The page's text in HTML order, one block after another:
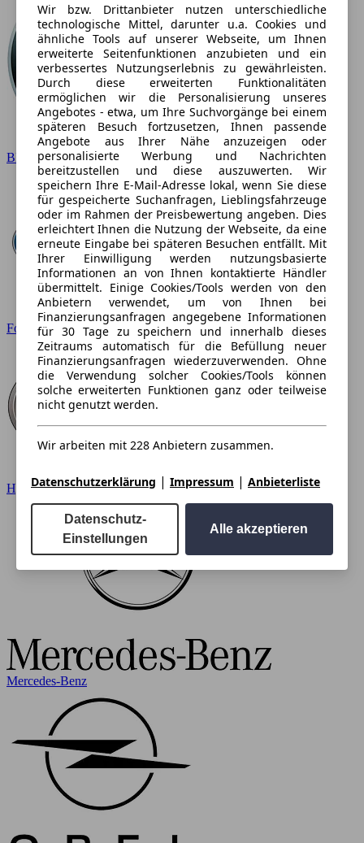
BMW
Ford
Hyundai
Mercedes-Benz
Wir bzw. Drittanbieter nutzen unterschiedliche
technologische Mittel, darunter u.a. Cookies und
ähnliche Tools auf unserer Webseite, um Ihnen
erweiterte Seitenfunktionen anzubieten und ein
verbessertes Nutzungserlebnis zu gewährleisten.
Durch diese erweiterten Funktionalitäten
ermöglichen wir die Personalisierung unseres
Angebotes - etwa, um Ihre Suchvorgänge bei einem
späteren Besuch fortzusetzen, Ihnen passende
Angebote aus Ihrer Nähe anzuzeigen oder
personalisierte Werbung und Nachrichten
bereitzustellen und diese auszuwerten. Wir
speichern Ihre E-Mail-Adresse lokal, wenn Sie diese
für gespeicherte Suchanfragen, Lieblingsfahrzeuge
oder im Rahmen der Preisbewertung angeben. Dies
erleichtert Ihnen die Nutzung der Webseite, da eine
erneute Eingabe bei späteren Besuchen entfällt. Mit
Ihrer Einwilligung werden nutzungsbasierte
Informationen an von Ihnen kontaktierte Händler
übermittelt. Einige Cookies/Tools werden von den
Anbietern verwendet, um von Ihnen bei
Finanzierungsanfragen angegebene Informationen
für 30 Tage zu speichern und innerhalb dieses
Zeitraums automatisch für die Befüllung neuer
Finanzierungsanfragen wiederzuverwenden. Ohne
die Verwendung solcher Cookies/Tools können
solche erweiterten Funktionen ganz oder teilweise
nicht genutzt werden.
Wir arbeiten mit 228 Anbietern zusammen.
Datenschutzerklärung | Impressum | Anbieterliste
Datenschutz-
Einstellungen
Alle akzeptieren